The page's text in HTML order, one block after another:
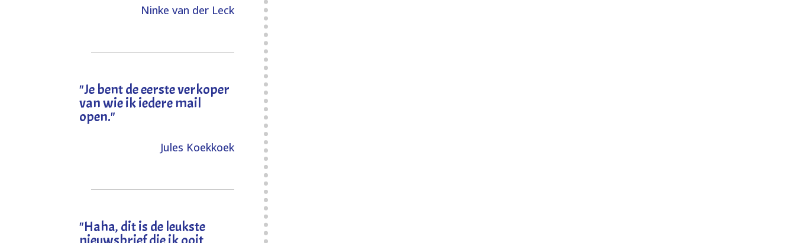
Ninke van der Leck
"Je bent de eerste verkoper
van wie ik iedere mail
open."
Jules Koekkoek
"Haha, dit is de leukste